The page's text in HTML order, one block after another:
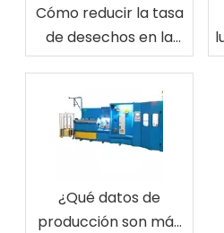
Cómo reducir la tasa
de desechos en la
producción de
alambre de latón
para electroerosión
¿Qué datos de
producción son más